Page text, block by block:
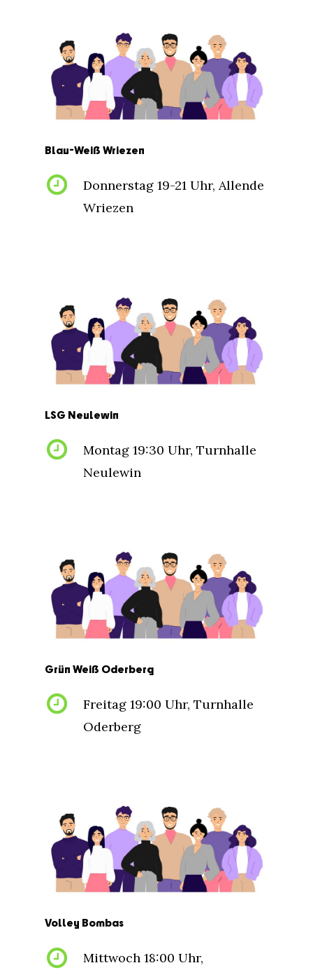
Blau-Weiß Wriezen
Donnerstag 19-21 Uhr, Allende
Wriezen
LSG Neulewin
Montag 19:30 Uhr, Turnhalle
Neulewin
Grün Weiß Oderberg
Freitag 19:00 Uhr, Turnhalle
Oderberg
Volley Bombas
Mittwoch 18:00 Uhr,